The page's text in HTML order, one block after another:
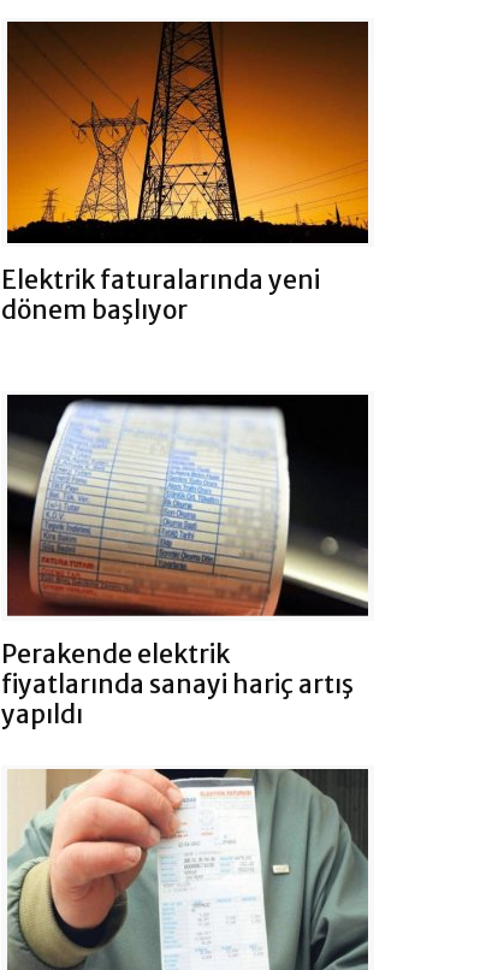
Elektrik faturalarında yeni
dönem başlıyor
Perakende elektrik
fiyatlarında sanayi hariç artış
yapıldı